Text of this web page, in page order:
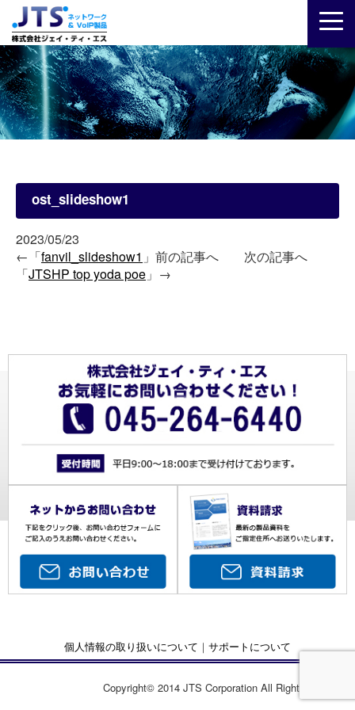
ost_slideshow1
2023/05/23
←「fanvil_slideshow1 」前の記事へ 次の記事へ
「JTSHP top yoda poe 」→
個人情報の取り扱いについて ｜ サポートについて
Copyright© 2014 JTS Corporation All Rights Reserved.